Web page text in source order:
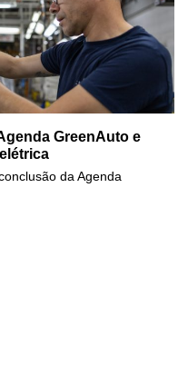
GreenAuto e
da Agenda